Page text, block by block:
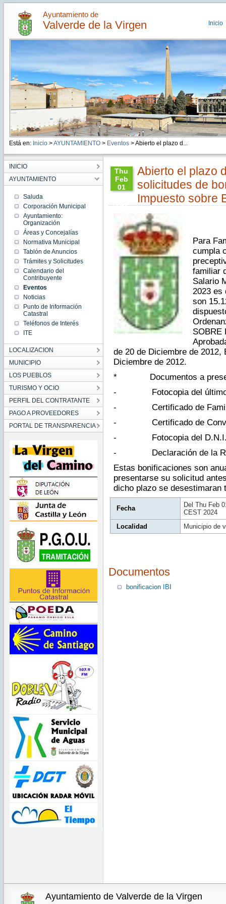
Ayuntamiento de
Valverde de la Virgen Inicio
Está en: Inicio >AYUNTAMIENTO> Eventos> Abierto el plazo d...
INICIO
AYUNTAMIENTO
Saluda
Corporación Municipal
Ayuntamiento:
Organización
Áreas y Concejalías
Normativa Municipal
Tablón de Anuncios
Trámites y Solicitudes
Calendario del
Contribuyente
Eventos
Noticias
Punto de Información
Catastral
Teléfonos de Interés
ITE
LOCALIZACION
MUNICIPIO
LOS PUEBLOS
TURISMO Y OCIO
PERFIL DEL CONTRATANTE
PAGO A PROVEEDORES
PORTAL DE TRANSPARENCIA
Thu
Feb
01
10:42:00
Feb 01
10:42:00
CET
2024
Thu Feb
10:42:00
CET
Abierto el plazo
solicitudes de
Impuesto sobre
Para
cumpla
familiar
Salario
2023 es
son
SOBRE
de 20 de Diciembre de 2012,
Diciembre de 2012.
*
Documentos a
-
Fotocopia del
-
Certificado de
-
Certificado de
-
Fotocopia del
-
Declaración de la
Estas bonificaciones son
presentarse su solicitud
dicho plazo se desestimaran
Fecha
Del Thu Feb
CEST 2024
Localidad
Municipio de
Documentos
bonificacion IBI
Ayuntamiento de Valverde de la Virgen